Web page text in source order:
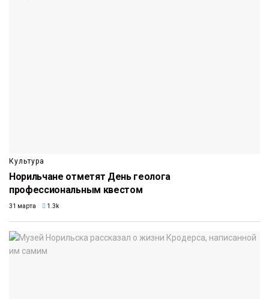
Культура
Норильчане отметят День геолога
профессиональным квестом
31 марта 1.3k